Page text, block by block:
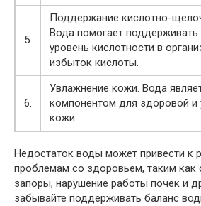
5.
Поддержание кислотно-
Вода помогает
уровень кислотности в
избыток кислоты.
6.
Увлажнение кожи. Вода
компонентом для здоровой и
кожи.
Недостаток воды может привести к
проблемам со здоровьем, таким как
запоры, нарушение работы почек и
забывайте поддерживать баланс